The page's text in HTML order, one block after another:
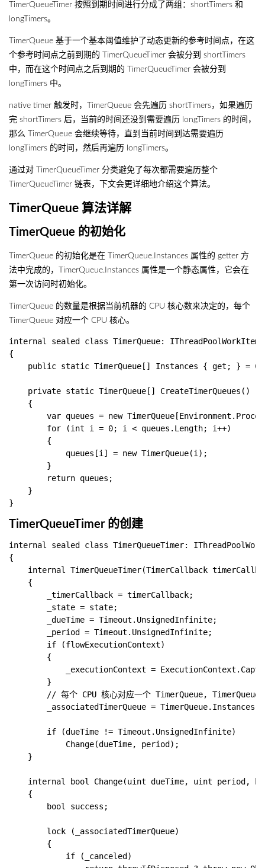
TimerQueueTimer 按照到期时间进行分成了两组：shortTimers 和
longTimers。
TimerQueue 基于一个基本阈值维护了动态更新的参考时间点，在这
个参考时间点之前到期的 TimerQueueTimer 会被分到 shortTimers
中，而在这个时间点之后到期的 TimerQueueTimer 会被分到
longTimers 中。
native timer 触发时，TimerQueue 会先遍历 shortTimers，如果遍历
完 shortTimers 后，当前的时间还没到需要遍历 longTimers 的时间，
那么 TimerQueue 会继续等待，直到当前时间到达需要遍历
longTimers 的时间，然后再遍历 longTimers。
通过对 TimerQueueTimer 分类避免了每次都需要遍历整个
TimerQueueTimer 链表，下文会更详细地介绍这个算法。
TimerQueue 算法详解
TimerQueue 的初始化
TimerQueue 的初始化是在 TimerQueue.Instances 属性的 getter 方
法中完成的，TimerQueue.Instances 属性是一个静态属性，它会在
第一次访问时初始化。
TimerQueue 的数量是根据当前机器的 CPU 核心数来决定的，每个
TimerQueue 对应一个 CPU 核心。
internal sealed class TimerQueue: IThreadPoolWorkItem
{
public static TimerQueue[] Instances { get; } =
    private static TimerQueue[] CreateTimerQueues()
    {
var queues = new
        for (int i = 0; i < queues.Length; i++)
        {
            queues[i] = new TimerQueue(i);
        }
        return queues;
    }
TimerQueueTimer 的创建
internal sealed class TimerQueueTimer:
{
internal TimerQueueTimer(TimerCallback
    {
        _timerCallback = timerCallback;
        _state = state;
        _dueTime = Timeout.UnsignedInfinite;
        _period = Timeout.UnsignedInfinite;
        if (flowExecutionContext)
        {
_executionContext =
        }
// 每个 CPU 核心对应一个 TimerQueue,
_associatedTimerQueue =
        if (dueTime != Timeout.UnsignedInfinite)
            Change(dueTime, period);
    }
internal bool Change(uint dueTime, uint period,
    {
        bool success;
        lock (_associatedTimerQueue)
        {
            if (_canceled)